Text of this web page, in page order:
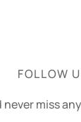
FOLLOW
never miss